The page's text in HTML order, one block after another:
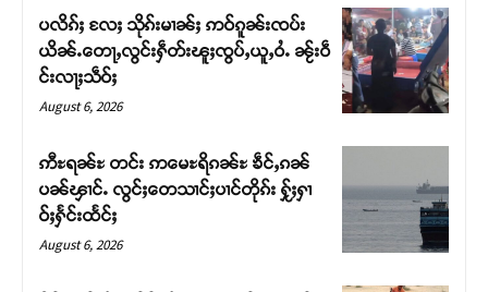
Support SHAN
တႃႇႁႂ်ႈသဵင်ၵၢင်ၸႂ်ၵူၼ်းမိူင်း ၵူႈတီႈၵူႈလႅၼ်ပေႃးတေၸွ
တ်ႇ တူဝ်ႈလုမ်ႈၾႃႉၼၼ်ႉ ၶဝ်ႈႁူမ်ႈၵမ်ႉထႅမ် ၸုမ်းၶၢ
ပလိၵ်ႈ လႄႈ သိုၵ်းမၢၼ်ႈ ဢဝ်ၵူၼ်းၸပ်း
ယိၼ်ႉတေႃႇလွင်းႁဵတ်းၽူႈၸွပ်ႇယူႇဝႆႉ ၼႂ်းဝဵ
င်းလႃႈသဵဝ်ႈ
August 6, 2026
ဢီႊရၼ်ႊ တင်း ဢမေႊရိၵၼ်ႊ ၶဵင်ႇၵၼ်
ပၼ်ၾၢင်ႉ လွင်ႈတေသၢင်ႈပၢင်တိုၵ်း ႁႂ်ႈႁၢ
ဝ်ႈႁႅင်းထႅင်ႈ
August 6, 2026